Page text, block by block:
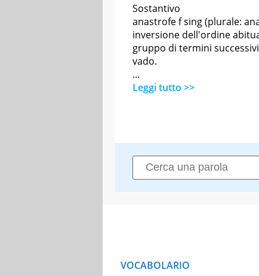
Sostantivo
anastrofe f sing (plurale:
inversione dell'ordine
gruppo di termini
vado.
...
Leggi tutto >>
VOCABOLARIO